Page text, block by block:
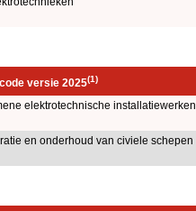
versie 2025(1)
elektrotechnische installatiewerken
en onderhoud van civiele schepen